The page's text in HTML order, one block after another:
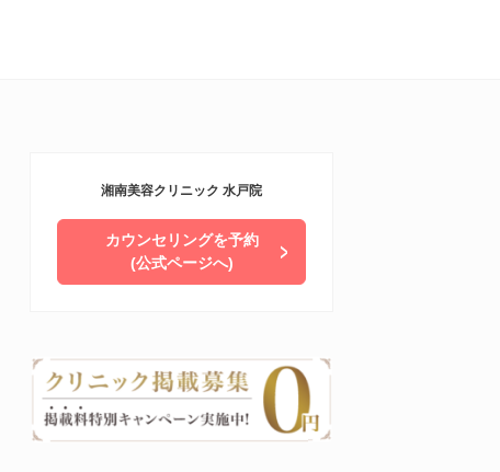
湘南美容クリニック 水戸院
カウンセリングを予約
(公式ページへ)